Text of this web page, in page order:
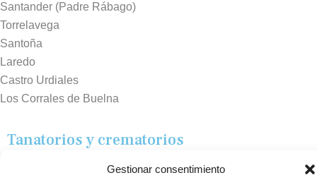
Gestionar consentimiento
Santander (Padre Rábago)
Torrelavega
Santoña
Laredo
Castro Urdiales
Los Corrales de Buelna
Tanatorios y crematorios